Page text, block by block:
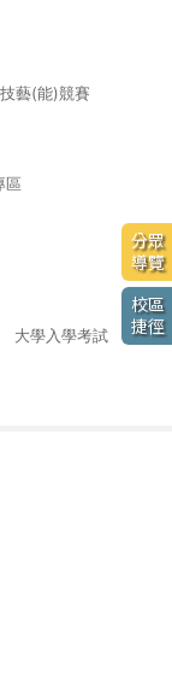
分眾
導覽
校區
捷徑
技藝(能)競賽
區
大學入學考試